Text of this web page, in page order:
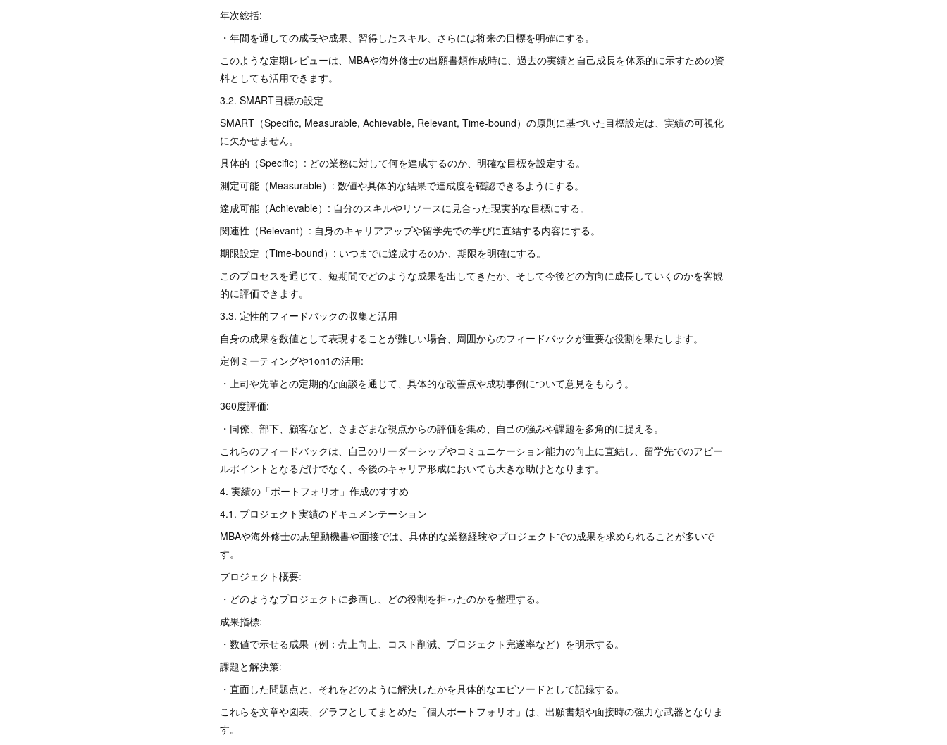
年次総括:
・年間を通しての成長や成果、習得したスキル、さらには将来の目標を明確にする。
このような定期レビューは、MBAや海外修士の出願書類作成時に、過去の実績と自己成長を体系的に示すための資
料としても活用できます。
3.2. SMART目標の設定
SMART（Specific, Measurable, Achievable, Relevant, Time-bound）の原則に基づいた目標設定は、実績の可視化
に欠かせません。
具体的（Specific）: どの業務に対して何を達成するのか、明確な目標を設定する。
測定可能（Measurable）: 数値や具体的な結果で達成度を確認できるようにする。
達成可能（Achievable）: 自分のスキルやリソースに見合った現実的な目標にする。
関連性（Relevant）: 自身のキャリアアップや留学先での学びに直結する内容にする。
期限設定（Time-bound）: いつまでに達成するのか、期限を明確にする。
このプロセスを通じて、短期間でどのような成果を出してきたか、そして今後どの方向に成長していくのかを客観
的に評価できます。
3.3. 定性的フィードバックの収集と活用
自身の成果を数値として表現することが難しい場合、周囲からのフィードバックが重要な役割を果たします。
定例ミーティングや1on1の活用:
・上司や先輩との定期的な面談を通じて、具体的な改善点や成功事例について意見をもらう。
360度評価:
・同僚、部下、顧客など、さまざまな視点からの評価を集め、自己の強みや課題を多角的に捉える。
これらのフィードバックは、自己のリーダーシップやコミュニケーション能力の向上に直結し、留学先でのアピー
ルポイントとなるだけでなく、今後のキャリア形成においても大きな助けとなります。
4. 実績の「ポートフォリオ」作成のすすめ
4.1. プロジェクト実績のドキュメンテーション
MBAや海外修士の志望動機書や面接では、具体的な業務経験やプロジェクトでの成果を求められることが多いで
す。
プロジェクト概要:
・どのようなプロジェクトに参画し、どの役割を担ったのかを整理する。
成果指標:
・数値で示せる成果（例：売上向上、コスト削減、プロジェクト完遂率など）を明示する。
課題と解決策:
・直面した問題点と、それをどのように解決したかを具体的なエピソードとして記録する。
これらを文章や図表、グラフとしてまとめた「個人ポートフォリオ」は、出願書類や面接時の強力な武器となりま
す。